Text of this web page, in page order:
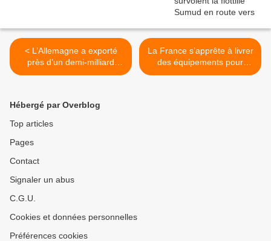
< L’Allemagne a exporté
près d’un demi-milliard
d’euros d’armes vers Israël
La France s’apprête à livrer
des équipements pour
mitrailleuses vers Israël >
Hébergé par Overblog
Top articles
Pages
Contact
Signaler un abus
C.G.U.
Cookies et données personnelles
Préférences cookies